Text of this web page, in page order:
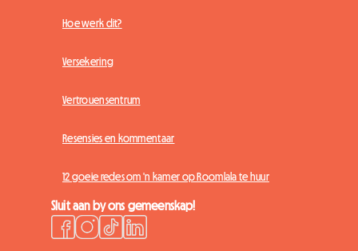
Hoe werk dit?
Versekering
Vertrouensentrum
Resensies en kommentaar
12 goeie redes om 'n kamer op Roomlala te huur
Sluit aan by ons gemeenskap!